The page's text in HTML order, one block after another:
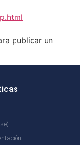
publicar un